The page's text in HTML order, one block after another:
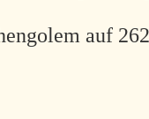
auf 262